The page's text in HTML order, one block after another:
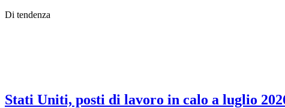
Di tendenza
Stati Uniti, posti di lavoro in calo a luglio